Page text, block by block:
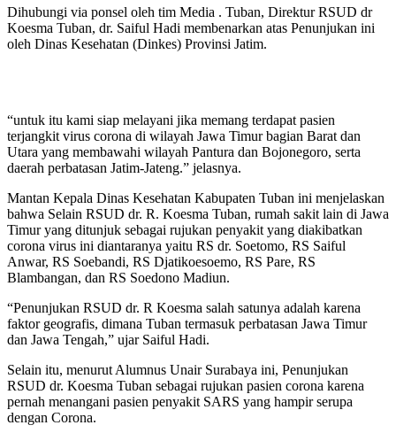
Dihubungi via ponsel oleh tim Media . Tuban, Direktur RSUD dr
Koesma Tuban, dr. Saiful Hadi membenarkan atas Penunjukan ini
oleh Dinas Kesehatan (Dinkes) Provinsi Jatim.
“untuk itu kami siap melayani jika memang terdapat pasien
terjangkit virus corona di wilayah Jawa Timur bagian Barat dan
Utara yang membawahi wilayah Pantura dan Bojonegoro, serta
daerah perbatasan Jatim-Jateng.” jelasnya.
Mantan Kepala Dinas Kesehatan Kabupaten Tuban ini menjelaskan
bahwa Selain RSUD dr. R. Koesma Tuban, rumah sakit lain di Jawa
Timur yang ditunjuk sebagai rujukan penyakit yang diakibatkan
corona virus ini diantaranya yaitu RS dr. Soetomo, RS Saiful
Anwar, RS Soebandi, RS Djatikoesoemo, RS Pare, RS
Blambangan, dan RS Soedono Madiun.
“Penunjukan RSUD dr. R Koesma salah satunya adalah karena
faktor geografis, dimana Tuban termasuk perbatasan Jawa Timur
dan Jawa Tengah,” ujar Saiful Hadi.
Selain itu, menurut Alumnus Unair Surabaya ini, Penunjukan
RSUD dr. Koesma Tuban sebagai rujukan pasien corona karena
pernah menangani pasien penyakit SARS yang hampir serupa
dengan Corona.